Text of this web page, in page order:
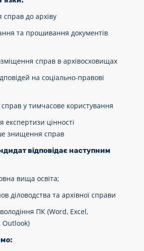
до архіву
та прошивання документів
справ в архівосховищах
на соціально-правові
у тимчасове користування
експертизи цінності
знищення справ
відповідає наступним
вища освіта;
діловодства та архівної справи
ПК (Word, Excel,
Outlook)